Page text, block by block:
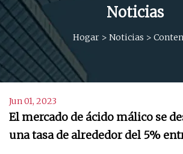
Noticias
Hogar > Noticias >
Jun 01, 2023
El mercado de ácido málico se
una tasa de alrededor del 5%